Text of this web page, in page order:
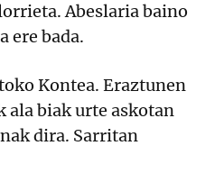
Abeslaria baino
ere bada.
Kontea. Eraztunen
ala biak urte askotan
dira. Sarritan